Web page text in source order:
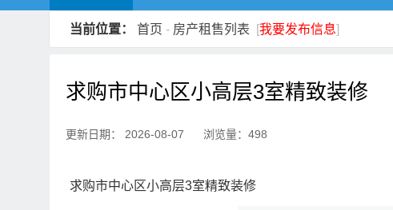
当前位置： 首页 - 房产租售列表 [我要发布信息]
求购市中心区小高层3室精致装修
更新日期： 2026-08-07 浏览量：498
求购市中心区小高层3室精致装修